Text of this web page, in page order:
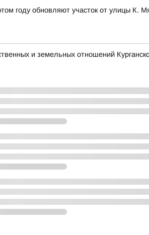
году обновляют участок от улицы К.
и земельных отношений